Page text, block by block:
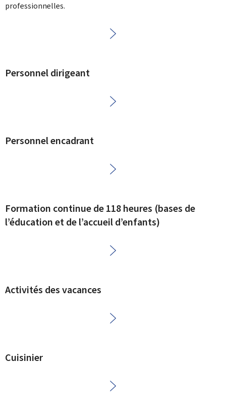
professionnelles.
Personnel dirigeant
Personnel encadrant
Formation continue de 118 heures (bases de
l’éducation et de l’accueil d’enfants)
Activités des vacances
Cuisinier